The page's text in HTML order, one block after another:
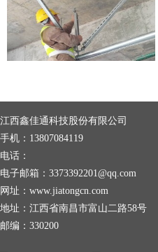
江西鑫佳通科技股份有限公司
手机：13807084119
电话：
电子邮箱：3373392201@qq.com
网址：www.jiatongcn.com
地址：江西省南昌市富山二路58号
邮编：330200